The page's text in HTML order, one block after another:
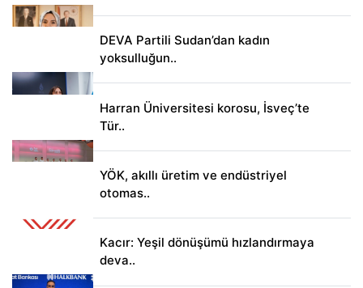
DEVA Partili Sudan’dan kadın
yoksulluğun..
Harran Üniversitesi korosu, İsveç’te
Tür..
YÖK, akıllı üretim ve endüstriyel
otomas..
Kacır: Yeşil dönüşümü hızlandırmaya
deva..